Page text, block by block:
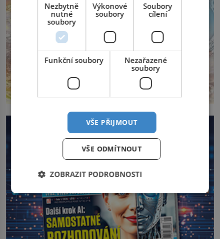
Nezbytně
nutné
soubory
Výkonové
soubory
Soubory
cílení
Funkční soubory
Nezařazené
soubory
VŠE PŘIJMOUT
VŠE ODMÍTNOUT
ZOBRAZIT PODROBNOSTI